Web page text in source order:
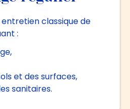
classique de
:
et des surfaces,
sanitaires.